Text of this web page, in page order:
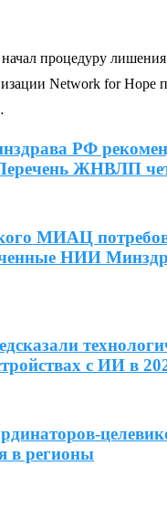
процедуру лишения
Network for Hope
РФ
ЖНВЛП
МИАЦ
НИИ
с ИИ в
в регионы